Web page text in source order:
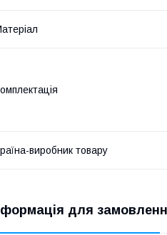
виробник товару
для